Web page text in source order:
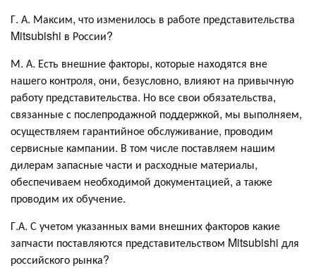
Г. А. Максим, что изменилось в работе представительства
Mitsubishi в России?
М. А. Есть внешние факторы, которые находятся вне
нашего контроля, они, безусловно, влияют на привычную
работу представительства. Но все свои обязательства,
связанные с послепродажной поддержкой, мы выполняем,
осуществляем гарантийное обслуживание, проводим
сервисные кампании. В том числе поставляем нашим
дилерам запасные части и расходные материалы,
обеспечиваем необходимой документацией, а также
проводим их обучение.
Г.А. С учетом указанных вами внешних факторов какие
запчасти поставляются представительством Mitsubishi для
российского рынка?